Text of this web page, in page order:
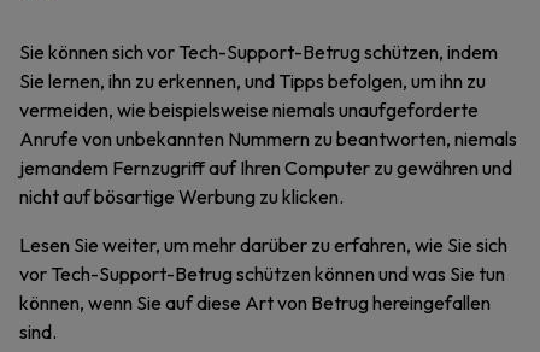
Sie können sich vor Tech-Support-Betrug schützen, indem
Sie lernen, ihn zu erkennen, und Tipps befolgen, um ihn zu
vermeiden, wie beispielsweise niemals unaufgeforderte
Anrufe von unbekannten Nummern zu beantworten, niemals
jemandem Fernzugriff auf Ihren Computer zu gewähren und
nicht auf bösartige Werbung zu klicken.
Lesen Sie weiter, um mehr darüber zu erfahren, wie Sie sich
vor Tech-Support-Betrug schützen können und was Sie tun
können, wenn Sie auf diese Art von Betrug hereingefallen
sind.